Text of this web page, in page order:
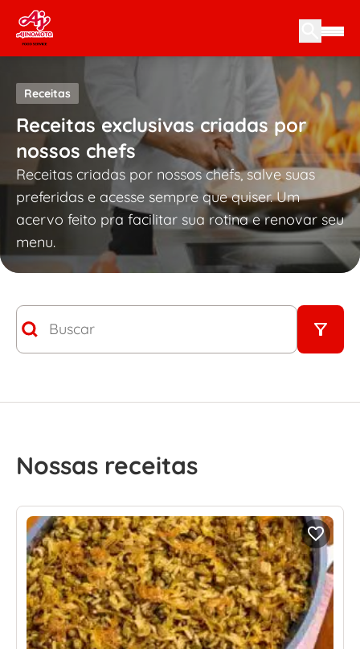
Skip to content
Receitas
Receitas exclusivas criadas por
nossos chefs
Receitas criadas por nossos chefs, salve suas
preferidas e acesse sempre que quiser. Um
acervo feito pra facilitar sua rotina e renovar seu
menu.
Busca
Search content
Nossas receitas